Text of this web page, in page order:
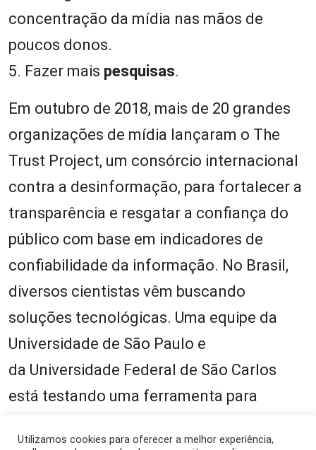
concentração da mídia nas mãos de
poucos donos.
5. Fazer mais pesquisas.
Em outubro de 2018, mais de 20 grandes
organizações de mídia lançaram o The
Trust Project, um consórcio internacional
contra a desinformação, para fortalecer a
transparência e resgatar a confiança do
público com base em indicadores de
confiabilidade da informação. No Brasil,
diversos cientistas vêm buscando
soluções tecnológicas. Uma equipe da
Universidade de São Paulo e
da Universidade Federal de São Carlos
está testando uma ferramenta para
Utilizamos cookies para oferecer a melhor experiência,